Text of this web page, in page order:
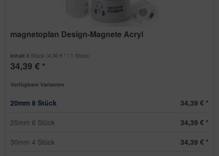
magnetoplan Design-Magnete Acryl
Inhalt8 Stück (4,30 € * / 1 Stück)
34,39 € *
Verfügbare Varianten
20mm 8 Stück
34,39 € *
25mm 6 Stück
34,39 € *
30mm 4 Stück
34,39 € *